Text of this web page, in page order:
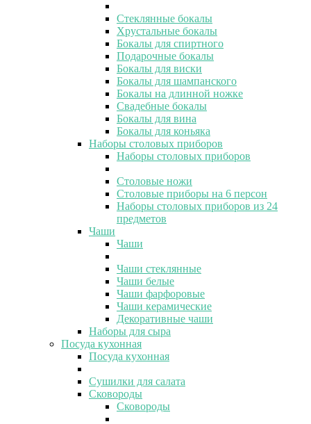
Стеклянные бокалы
Хрустальные бокалы
Бокалы для спиртного
Подарочные бокалы
Бокалы для виски
Бокалы для шампанского
Бокалы на длинной ножке
Свадебные бокалы
Бокалы для вина
Бокалы для коньяка
Наборы столовых приборов
Наборы столовых приборов
Столовые ножи
Столовые приборы на 6 персон
Наборы столовых приборов из 24
предметов
Чаши
Чаши
Чаши стеклянные
Чаши белые
Чаши фарфоровые
Чаши керамические
Декоративные чаши
Наборы для сыра
Посуда кухонная
Посуда кухонная
Сушилки для салата
Сковороды
Сковороды